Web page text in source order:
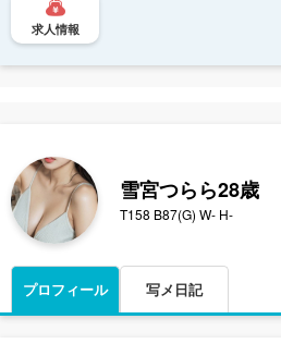
求人情報
雪宮つらら28歳
T158 B87(G) W- H-
プロフィール 写メ日記